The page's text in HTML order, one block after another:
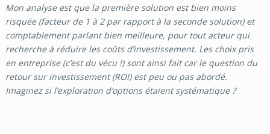
Mon analyse est que la première solution est bien moins
risquée (facteur de 1 à 2 par rapport à la seconde solution) et
comptablement parlant bien meilleure, pour tout acteur qui
recherche à réduire les coûts d’investissement. Les choix pris
en entreprise (c’est du vécu !) sont ainsi fait car le question du
retour sur investissement (ROI) est peu ou pas abordé.
Imaginez si l’exploration d’options étaient systématique?